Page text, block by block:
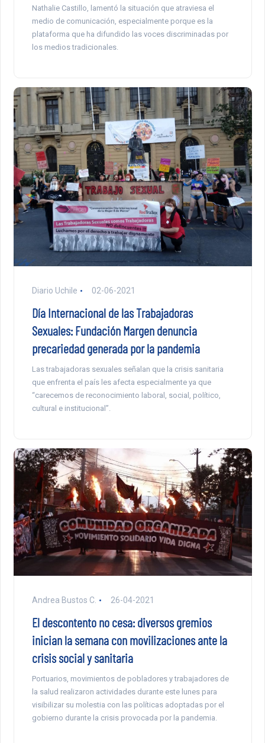
Nathalie Castillo, lamentó la situación que atraviesa el
medio de comunicación, especialmente porque es la
plataforma que ha difundido las voces discriminadas por
los medios tradicionales.
Diario Uchile 02-06-2021
Día Internacional de las Trabajadoras
Sexuales: Fundación Margen denuncia
precariedad generada por la pandemia
Las trabajadoras sexuales señalan que la crisis sanitaria
que enfrenta el país les afecta especialmente ya que
“carecemos de reconocimiento laboral, social, político,
cultural e institucional”.
Andrea Bustos C. 26-04-2021
El descontento no cesa: diversos gremios
inician la semana con movilizaciones ante la
crisis social y sanitaria
Portuarios, movimientos de pobladores y trabajadores de
la salud realizaron actividades durante este lunes para
visibilizar su molestia con las políticas adoptadas por el
gobierno durante la crisis provocada por la pandemia.